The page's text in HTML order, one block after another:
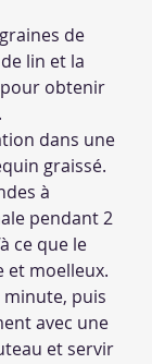
de
lin et la
obtenir
dans une
graissé.
à
pendant 2
ce que le
et moelleux.
minute, puis
avec une
et servir